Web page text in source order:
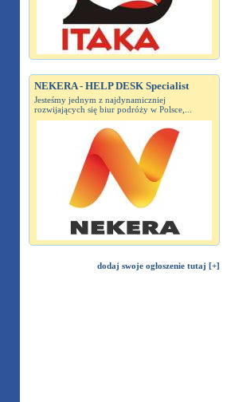
NEKERA - HELP DESK Specialist
Jesteśmy jednym z najdynamiczniej
rozwijających się biur podróży w Polsce,...
dodaj swoje ogłoszenie tutaj [+]